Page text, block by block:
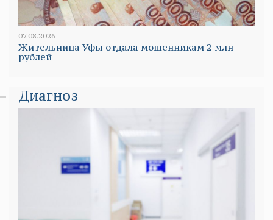
07.08.2026
Жительница Уфы отдала мошенникам 2 млн
рублей
Диагноз